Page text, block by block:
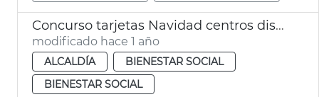
Concurso tarjetas Navidad centros discapacidad València
modificado hace 1 año
ALCALDÍA
BIENESTAR SOCIAL
BIENESTAR SOCIAL